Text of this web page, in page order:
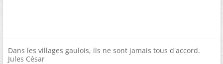
Dans les villages gaulois, ils ne sont jamais tous d'accord.
Jules César